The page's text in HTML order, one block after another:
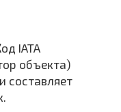
IATA
объекта)
составляет